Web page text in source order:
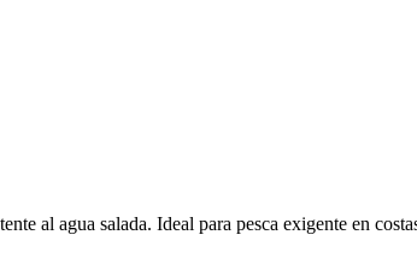
al agua salada. Ideal para pesca exigente en